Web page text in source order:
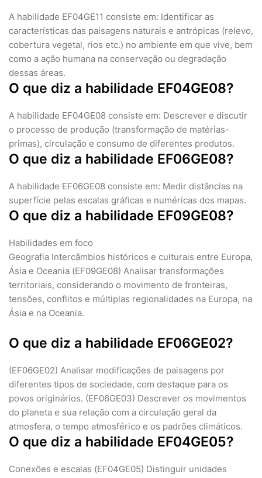
A habilidade EF04GE11 consiste em: Identificar as
características das paisagens naturais e antrópicas (relevo,
cobertura vegetal, rios etc.) no ambiente em que vive, bem
como a ação humana na conservação ou degradação
dessas áreas.
O que diz a habilidade EF04GE08?
A habilidade EF04GE08 consiste em: Descrever e discutir
o processo de produção (transformação de matérias-
primas), circulação e consumo de diferentes produtos.
O que diz a habilidade EF06GE08?
A habilidade EF06GE08 consiste em: Medir distâncias na
superfície pelas escalas gráficas e numéricas dos mapas.
O que diz a habilidade EF09GE08?
Habilidades em foco
Geografia Intercâmbios históricos e culturais entre Europa,
Ásia e Oceania (EF09GE08) Analisar transformações
territoriais, considerando o movimento de fronteiras,
tensões, conflitos e múltiplas regionalidades na Europa, na
Ásia e na Oceania.
O que diz a habilidade EF06GE02?
(EF06GE02) Analisar modificações de paisagens por
diferentes tipos de sociedade, com destaque para os
povos originários. (EF06GE03) Descrever os movimentos
do planeta e sua relação com a circulação geral da
atmosfera, o tempo atmosférico e os padrões climáticos.
O que diz a habilidade EF04GE05?
Conexões e escalas (EF04GE05) Distinguir unidades